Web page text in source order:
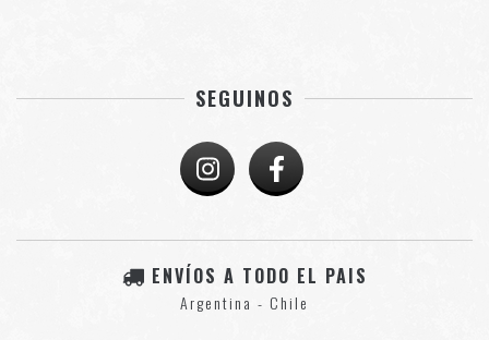
SEGUINOS
ENVÍOS A TODO EL PAIS
Argentina - Chile